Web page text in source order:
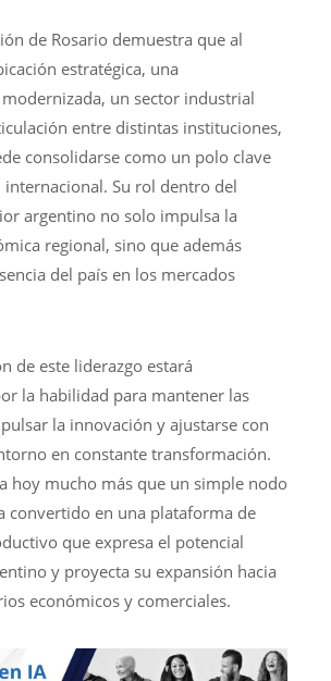
de Rosario demuestra que al
estratégica, una
un sector industrial
entre distintas instituciones,
consolidarse como un polo clave
internacional. Su rol dentro del
argentino no solo impulsa la
regional, sino que además
del país en los mercados
de este liderazgo estará
la habilidad para mantener las
la innovación y ajustarse con
en constante transformación.
hoy mucho más que un simple nodo
convertido en una plataforma de
que expresa el potencial
y proyecta su expansión hacia
económicos y comerciales.